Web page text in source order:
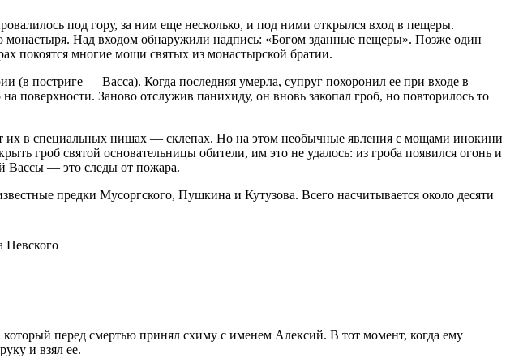
под гору, за ним еще несколько, и под ними открылся вход в пещеры.
Над входом обнаружили надпись: «Богом зданные пещеры». Позже один
покоятся многие мощи святых из монастырской братии.
(в постриге — Васса). Когда последняя умерла, супруг похоронил ее при входе в
Заново отслужив панихиду, он вновь закопал гроб, но повторилось то
их в специальных нишах — склепах. Но на этом необычные явления с мощами инокини
гроб святой основательницы обители, им это не удалось: из гроба появился огонь и
Вассы — это следы от пожара.
предки Мусоргского, Пушкина и Кутузова. Всего насчитывается около десяти
перед смертью принял схиму с именем Алексий. В тот момент, когда ему
и взял ее.